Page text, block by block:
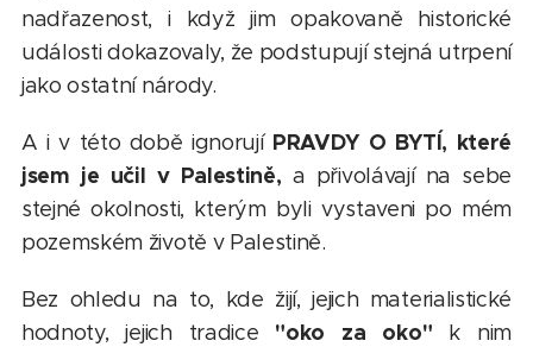
nadřazenost, i když jim opakovaně historické
události dokazovaly, že podstupují stejná utrpení
jako ostatní národy.
A i v této době ignorují PRAVDY O BYTÍ, které
jsem je učil v Palestině, a přivolávají na sebe
stejné okolnosti, kterým byli vystaveni po mém
pozemském životě v Palestině.
Bez ohledu na to, kde žijí, jejich materialistické
hodnoty, jejich tradice "oko za oko" k nim